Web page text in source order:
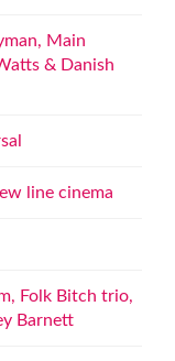
Main
& Danish
line cinema
Folk Bitch trio,
Barnett